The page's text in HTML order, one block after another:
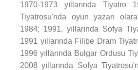
1970-1973 yıllarında Tiyatro
Tiyatrosu'nda oyun yazarı
1984; 1991, yıllarında Sofya
1991 yıllarında Filibe Dram
1996 yıllarında Bulgar Ordusu
2008 yıllarında Sofya